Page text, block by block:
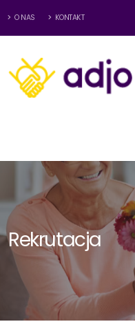
O NAS KONTAKT
Rekrutacja